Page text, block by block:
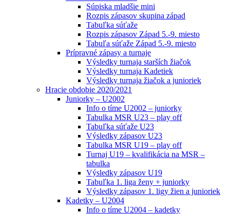
Súpiska mladšie mini
Rozpis zápasov skupina západ
Tabuľka súťaže
Rozpis zápasov Západ 5.-9. miesto
Tabuľa súťaže Západ 5.-9. miesto
Prípravné zápasy a turnaje
Výsledky turnaja starších žiačok
Výsledky turnaja Kadetiek
Výsledky turnaja žiačok a junioriek
Hracie obdobie 2020/2021
Juniorky – U2002
Info o tíme U2002 – juniorky
Tabulka MSR U23 – play off
Tabuľka súťaže U23
Výsledky zápasov U23
Tabulka MSR U19 – play off
Turnaj U19 – kvalifikácia na MSR –
tabulka
Výsledky zápasov U19
Tabuľka 1. liga ženy + juniorky
Výsledky zápasov 1. ligy žien a junioriek
Kadetky – U2004
Info o tíme U2004 – kadetky